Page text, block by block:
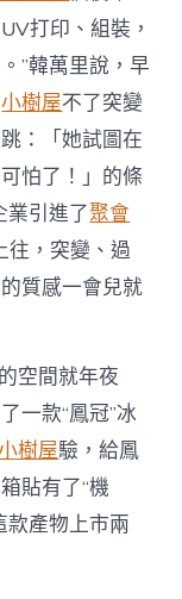
打印、組裝，
”韓萬里說，早
小樹屋不了突變
：「她試圖在
怕了！」的條
業引進了聚會
往，突變、過
質感一會兒就
空間就年夜
一款“鳳冠”冰
樹屋驗，給鳳
貼有了“機
款產物上市兩